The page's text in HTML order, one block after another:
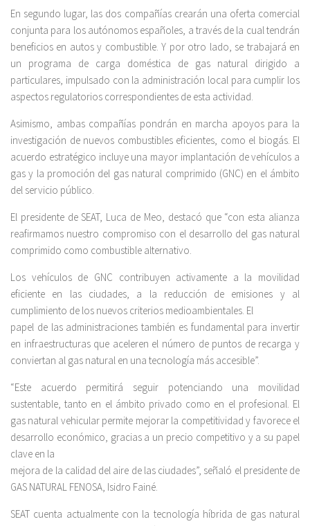
En segundo lugar, las dos compañías crearán una oferta comercial
conjunta para los autónomos españoles, a través de la cual tendrán
beneficios en autos y combustible. Y por otro lado, se trabajará en
un programa de carga doméstica de gas natural dirigido a
particulares, impulsado con la administración local para cumplir los
aspectos regulatorios correspondientes de esta actividad.
Asimismo, ambas compañías pondrán en marcha apoyos para la
investigación de nuevos combustibles eficientes, como el biogás. El
acuerdo estratégico incluye una mayor implantación de vehículos a
gas y la promoción del gas natural comprimido (GNC) en el ámbito
del servicio público.
El presidente de SEAT, Luca de Meo, destacó que “con esta alianza
reafirmamos nuestro compromiso con el desarrollo del gas natural
comprimido como combustible alternativo.
Los vehículos de GNC contribuyen activamente a la movilidad
eficiente en las ciudades, a la reducción de emisiones y al
cumplimiento de los nuevos criterios medioambientales. El
papel de las administraciones también es fundamental para invertir
en infraestructuras que aceleren el número de puntos de recarga y
conviertan al gas natural en una tecnología más accesible”.
“Este acuerdo permitirá seguir potenciando una movilidad
sustentable, tanto en el ámbito privado como en el profesional. El
gas natural vehicular permite mejorar la competitividad y favorece el
desarrollo económico, gracias a un precio competitivo y a su papel
clave en la
mejora de la calidad del aire de las ciudades”, señaló el presidente de
GAS NATURAL FENOSA, Isidro Fainé.
SEAT cuenta actualmente con la tecnología híbrida de gas natural